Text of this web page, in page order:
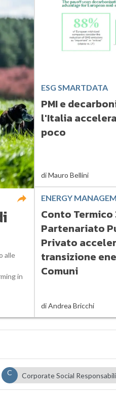
alle
in
ESG SMARTDATA
PMI e
l'Italia
poco
diMauro Bellini
ENERGY
Conto Termico
Partenariato
Privato
transizione
Comuni
diAndrea Bricchi
C Corporate Social